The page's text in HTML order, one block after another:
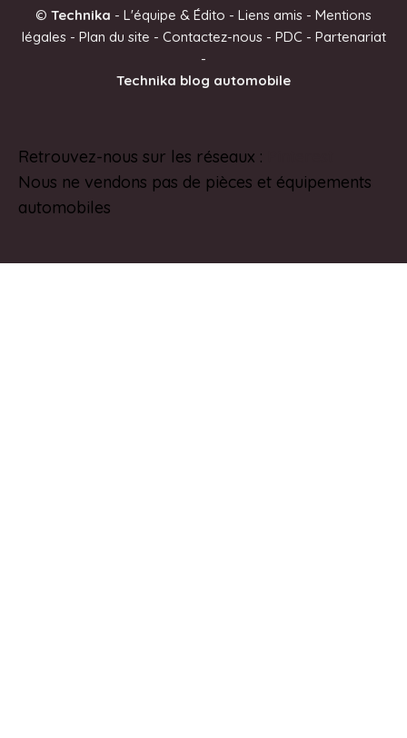
n
v
e
© Technika - L'équipe & Édito - Liens amis - Mentions
légales- Plan du site - Contactez-nous- PDC - Partenariat
-
Technika blog automobile
Retrouvez-nous sur les réseaux :
Nous ne vendons pas de pièces et équipements
automobiles